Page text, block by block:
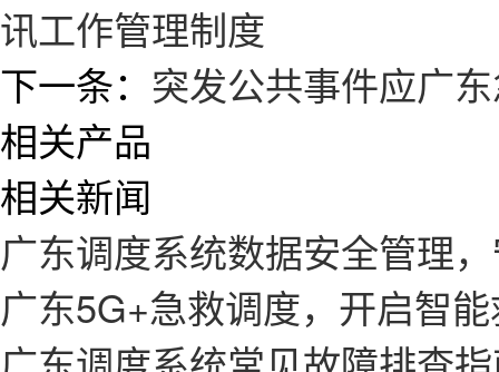
讯工作管理制度
下一条： 突发公共事件应广
相关产品
相关新闻
广东调度系统数据安全管理
广东5G+急救调度，开启智